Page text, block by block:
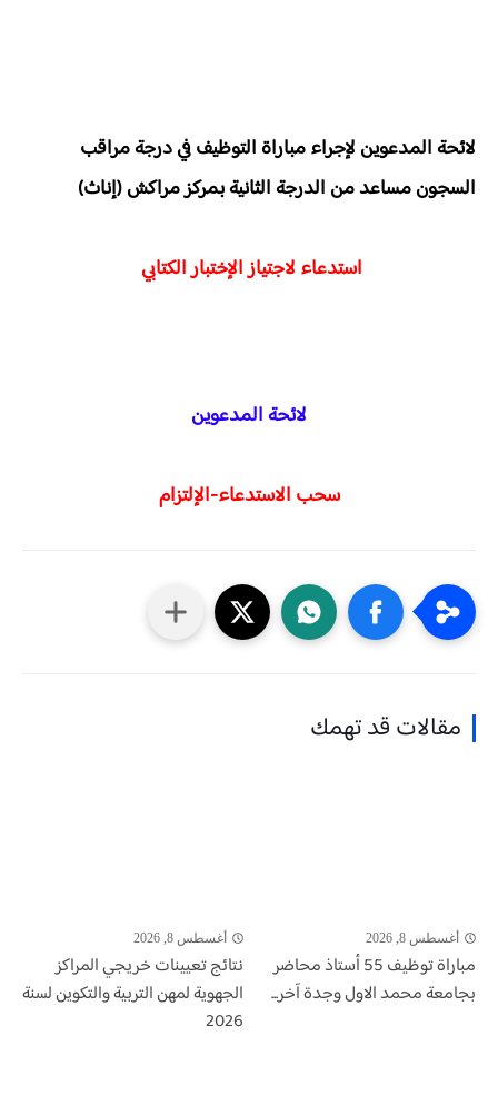
لائحة المدعوين لإجراء مباراة التوظيف في درجة مراقب
السجون مساعد من الدرجة الثانية بمركز مراكش (إناث)
استدعاء لاجتياز الإختبار الكتابي
لائحة المدعوين
سحب الاستدعاء-الإلتزام
مقالات قد تهمك
أغسطس 8, 2026
مباراة توظيف 55 أستاذ محاضر
بجامعة محمد الاول وجدة آخر...
أغسطس 8, 2026
نتائج تعيينات خريجي المراكز
الجهوية لمهن التربية والتكوين لسنة
2026